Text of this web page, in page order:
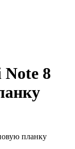
8